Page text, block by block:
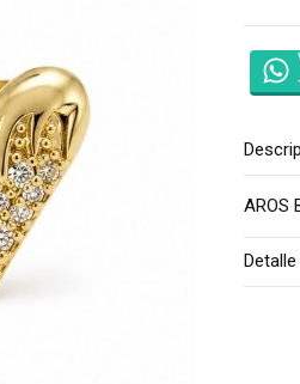
AROS